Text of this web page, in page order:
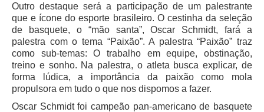
Governança
Governança de TI
Gestão Estratégica
Governança das Contratações Obras
Rede de Governança Colaborativa
Outro destaque será a participação de um palestrante
que e ícone do esporte brasileiro. O cestinha da seleção
de basquete, o “mão santa”, Oscar Schmidt, fará a
palestra com o tema “Paixão”. A palestra “Paixão” traz
como sub-temas: O trabalho em equipe, obstinação,
treino e sonho. Na palestra, o atleta busca explicar, de
forma lúdica, a importância da paixão como mola
propulsora em tudo o que nos dispomos a fazer.
Oscar Schmidt foi campeão pan-americano de basquete